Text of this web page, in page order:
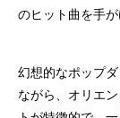
のヒット曲を手
幻想的なポップ
ながら、オリエ